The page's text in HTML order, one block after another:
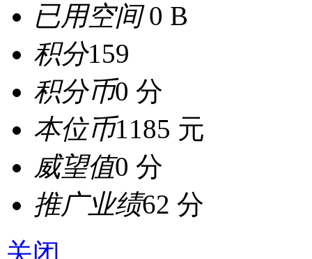
已用空间0 B
积分159
积分币0 分
本位币1185 元
威望值0 分
推广业绩62 分